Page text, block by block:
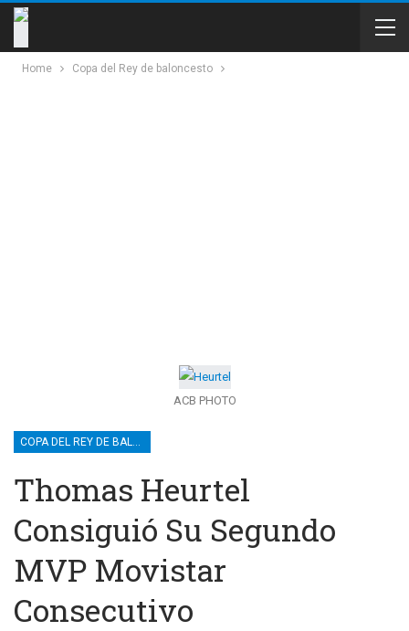
Home Copa del Rey de baloncesto
ACB PHOTO
Thomas Heurtel
Consiguió Su Segundo
MVP Movistar
Consecutivo